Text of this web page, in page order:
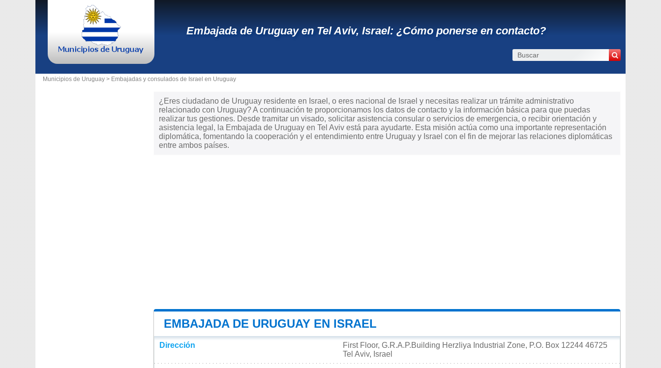
Embajada de Uruguay en Tel Aviv, Israel: ¿Cómo ponerse en contacto?
Municipios de Uruguay > Embajadas y consulados de Israel en Uruguay
¿Eres ciudadano de Uruguay residente en Israel, o eres nacional de Israel y necesitas realizar un trámite administrativo
relacionado con Uruguay? A continuación te proporcionamos los datos de contacto y la información básica para que puedas
realizar tus gestiones. Desde tramitar un visado, solicitar asistencia consular o servicios de emergencia, o recibir orientación y
asistencia legal, la Embajada de Uruguay en Tel Aviv está para ayudarte. Esta misión actúa como una importante representación
diplomática, fomentando la cooperación y el entendimiento entre Uruguay y Israel con el fin de mejorar las relaciones diplomáticas
entre ambos países.
EMBAJADA DE URUGUAY EN ISRAEL
Dirección
First Floor, G.R.A.P.Building Herzliya Industrial Zone, P.O. Box 12244 46725
Tel Aviv, Israel